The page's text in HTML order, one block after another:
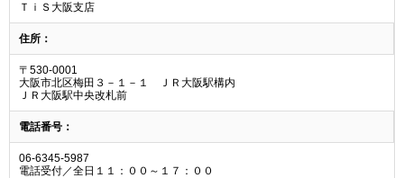
ＴｉＳ大阪支店
住所：
〒530-0001
大阪市北区梅田３－１－１ ＪＲ大阪駅構内
ＪＲ大阪駅中央改札前
電話番号：
06-6345-5987
電話受付／全日１１：００～１７：００